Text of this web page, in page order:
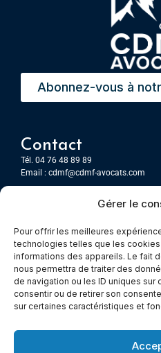
Gérer le
Pour offrir les meilleures
technologies telles que les
informations des appareils. Le fait
nous permettra de traiter des
de navigation ou les ID uniques sur
consentir ou de retirer son
sur certaines caractéristiques et
Abonnez-vous à
Contact
Tél. 04 76 48 89 89
Email : cdmf@cdmf-avocats.com
7 Place Firmin Gautier
CS 80476
38016 GRENOBLE, Cedex 1
Chambery
Immeuble le Paris
73000 Chambéry